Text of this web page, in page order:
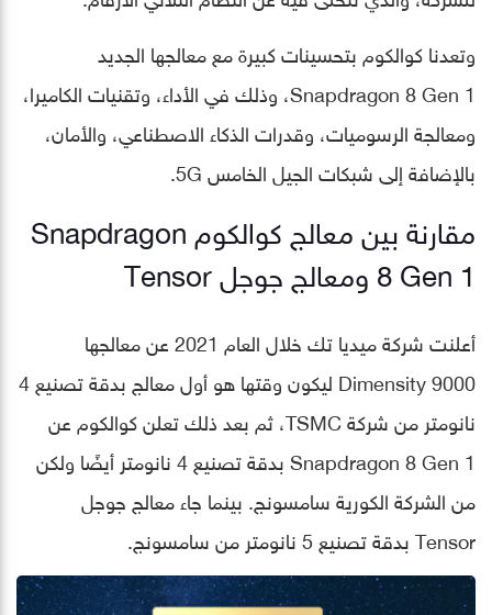
وتعدنا كوالكوم بتحسينات كبيرة مع معالجها الجديد
Snapdragon 8 Gen 1، وذلك في الأداء، وتقنيات الكاميرا،
ومعالجة الرسوميات، وقدرات الذكاء الاصطناعي، والأمان،
بالإضافة إلى شبكات الجيل الخامس 5G.
مقارنة بين معالج كوالكوم Snapdragon
8 Gen 1 ومعالج جوجل Tensor
أعلنت شركة ميديا تك خلال العام 2021 عن معالجها
Dimensity 9000 ليكون وقتها هو أول معالج بدقة تصنيع 4
نانومتر من شركة TSMC، ثم بعد ذلك تعلن كوالكوم عن
Snapdragon 8 Gen 1 بدقة تصنيع 4 نانومتر أيضًا ولكن
من الشركة الكورية سامسونج. بينما جاء معالج جوجل
Tensor بدقة تصنيع 5 نانومتر من سامسونج.